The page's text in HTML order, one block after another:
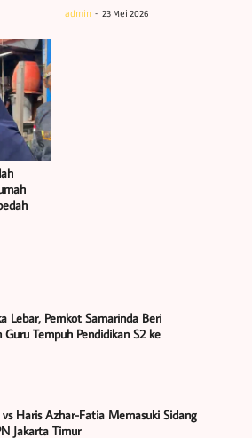
admin 23 Mei 2026
Lebar, Pemkot Samarinda Beri
Guru Tempuh Pendidikan S2 ke
vs Haris Azhar-Fatia Memasuki Sidang
Jakarta Timur